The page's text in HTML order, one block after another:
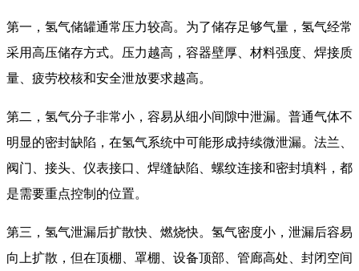
第一，氢气储罐通常压力较高。为了储存足够气量，氢气经常
采用高压储存方式。压力越高，容器壁厚、材料强度、焊接质
量、疲劳校核和安全泄放要求越高。
第二，氢气分子非常小，容易从细小间隙中泄漏。普通气体不
明显的密封缺陷，在氢气系统中可能形成持续微泄漏。法兰、
阀门、接头、仪表接口、焊缝缺陷、螺纹连接和密封填料，都
是需要重点控制的位置。
第三，氢气泄漏后扩散快、燃烧快。氢气密度小，泄漏后容易
向上扩散，但在顶棚、罩棚、设备顶部、管廊高处、封闭空间